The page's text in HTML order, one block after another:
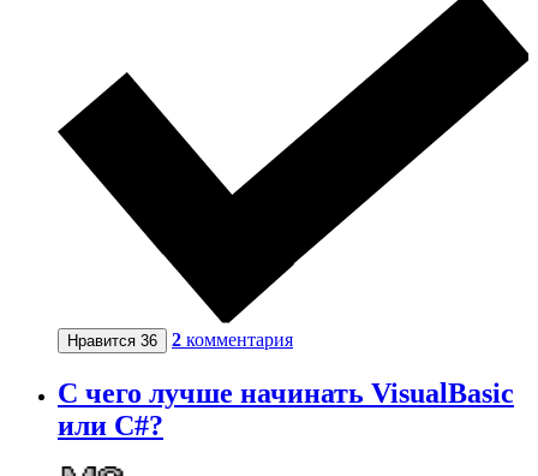
Нравится 36 2 комментария
С чего лучше начинать VisualBasic
или C#?